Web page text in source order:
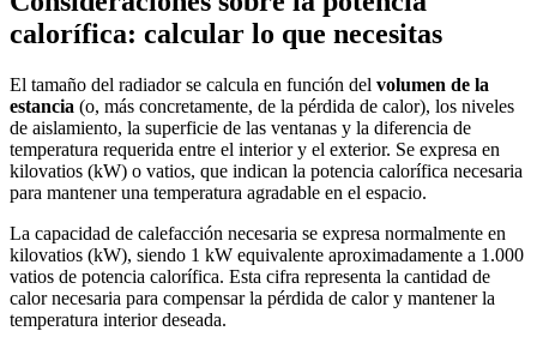
calorífica: calcular lo que necesitas
El tamaño del radiador se calcula en función del volumen de la
estancia (o, más concretamente, de la pérdida de calor), los niveles
de aislamiento, la superficie de las ventanas y la diferencia de
temperatura requerida entre el interior y el exterior. Se expresa en
kilovatios (kW) o vatios, que indican la potencia calorífica necesaria
para mantener una temperatura agradable en el espacio.
La capacidad de calefacción necesaria se expresa normalmente en
kilovatios (kW), siendo 1 kW equivalente aproximadamente a 1.000
vatios de potencia calorífica. Esta cifra representa la cantidad de
calor necesaria para compensar la pérdida de calor y mantener la
temperatura interior deseada.